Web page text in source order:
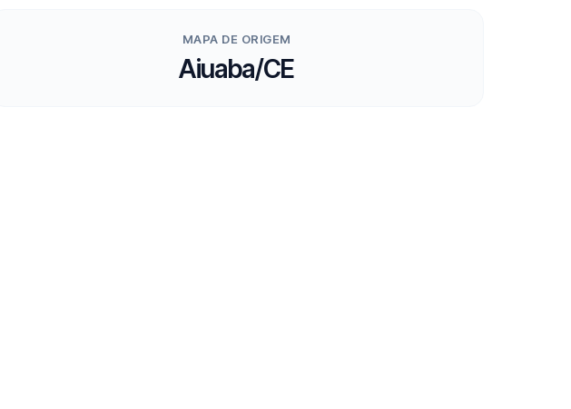
MAPA DE ORIGEM
Aiuaba/CE